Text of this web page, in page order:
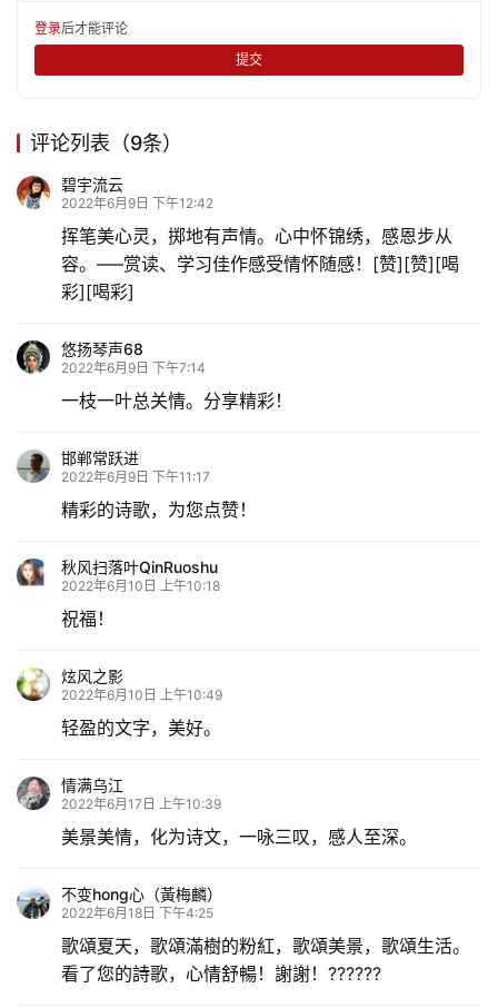
登录后才能评论
提交
评论列表（9条）
碧宇流云
2022年6月9日 下午12:42
挥笔美心灵，掷地有声情。心中怀锦绣，感恩步从
容。—–赏读、学习佳作感受情怀随感！[赞][赞][喝
彩][喝彩]
悠扬琴声68
2022年6月9日 下午7:14
一枝一叶总关情。分享精彩！
邯郸常跃进
2022年6月9日 下午11:17
精彩的诗歌，为您点赞！
秋风扫落叶QinRuoshu
2022年6月10日 上午10:18
祝福！
炫风之影
2022年6月10日 上午10:49
轻盈的文字，美好。
情满乌江
2022年6月17日 上午10:39
美景美情，化为诗文，一咏三叹，感人至深。
不变hong心（黃梅麟）
2022年6月18日 下午4:25
歌頌夏天，歌頌滿樹的粉紅，歌頌美景，歌頌生活。
看了您的詩歌，心情舒暢！謝謝！??????